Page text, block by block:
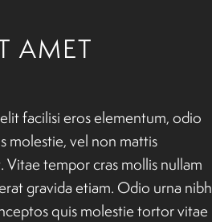
AMET
facilisi eros elementum, odio
molestie, vel non mattis
tempor cras mollis nullam
gravida etiam. Odio urna nibh
quis molestie tortor vitae